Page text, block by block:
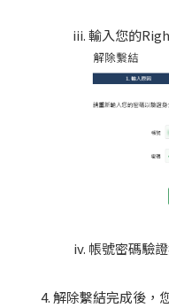
輸入您的
帳號密碼驗
解除繫結完成後，